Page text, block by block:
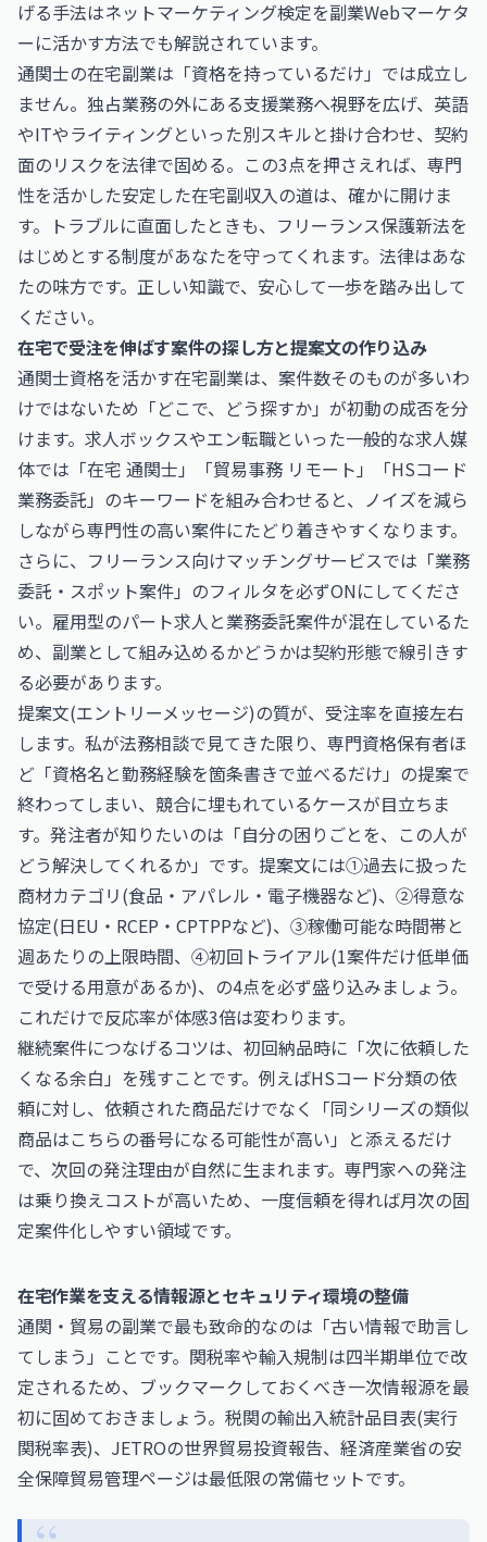
げる手法はネットマーケティング検定を副業Webマーケタ
ーに活かす方法でも解説されています。
通関士の在宅副業は「資格を持っているだけ」では成立し
ません。独占業務の外にある支援業務へ視野を広げ、英語
やITやライティングといった別スキルと掛け合わせ、契約
面のリスクを法律で固める。この3点を押さえれば、専門
性を活かした安定した在宅副収入の道は、確かに開けま
す。トラブルに直面したときも、フリーランス保護新法を
はじめとする制度があなたを守ってくれます。法律はあな
たの味方です。正しい知識で、安心して一歩を踏み出して
ください。
在宅で受注を伸ばす案件の探し方と提案文の作り込み
通関士資格を活かす在宅副業は、案件数そのものが多いわ
けではないため「どこで、どう探すか」が初動の成否を分
けます。求人ボックスやエン転職といった一般的な求人媒
体では「在宅 通関士」「貿易事務 リモート」「HSコード
業務委託」のキーワードを組み合わせると、ノイズを減ら
しながら専門性の高い案件にたどり着きやすくなります。
さらに、フリーランス向けマッチングサービスでは「業務
委託・スポット案件」のフィルタを必ずONにしてくださ
い。雇用型のパート求人と業務委託案件が混在しているた
め、副業として組み込めるかどうかは契約形態で線引きす
る必要があります。
提案文(エントリーメッセージ)の質が、受注率を直接左右
します。私が法務相談で見てきた限り、専門資格保有者ほ
ど「資格名と勤務経験を箇条書きで並べるだけ」の提案で
終わってしまい、競合に埋もれているケースが目立ちま
す。発注者が知りたいのは「自分の困りごとを、この人が
どう解決してくれるか」です。提案文には①過去に扱った
商材カテゴリ(食品・アパレル・電子機器など)、②得意な
協定(日EU・RCEP・CPTPPなど)、③稼働可能な時間帯と
週あたりの上限時間、④初回トライアル(1案件だけ低単価
で受ける用意があるか)、の4点を必ず盛り込みましょう。
これだけで反応率が体感3倍は変わります。
継続案件につなげるコツは、初回納品時に「次に依頼した
くなる余白」を残すことです。例えばHSコード分類の依
頼に対し、依頼された商品だけでなく「同シリーズの類似
商品はこちらの番号になる可能性が高い」と添えるだけ
で、次回の発注理由が自然に生まれます。専門家への発注
は乗り換えコストが高いため、一度信頼を得れば月次の固
定案件化しやすい領域です。
在宅作業を支える情報源とセキュリティ環境の整備
通関・貿易の副業で最も致命的なのは「古い情報で助言し
てしまう」ことです。関税率や輸入規制は四半期単位で改
定されるため、ブックマークしておくべき一次情報源を最
初に固めておきましょう。税関の輸出入統計品目表(実行
関税率表)、JETROの世界貿易投資報告、経済産業省の安
全保障貿易管理ページは最低限の常備セットです。